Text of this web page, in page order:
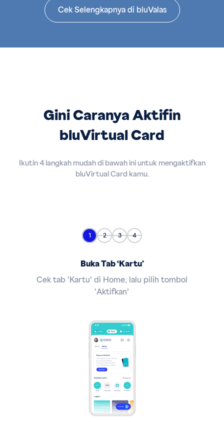
Cek Selengkapnya di bluValas
Gini Caranya Aktifin
bluVirtual Card
Ikutin 4 langkah mudah di bawah ini untuk mengaktifkan
bluVirtual Card kamu.
Buka Tab ‘Kartu’
Cek tab ‘Kartu’ di Home, lalu pilih tombol
‘Aktifkan’
1 2 3 4